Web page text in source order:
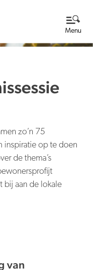
Menu
zo’n 75
inspiratie op te doen
de thema’s
bij aan de lokale
van